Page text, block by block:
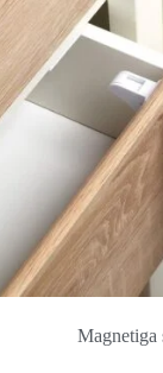
Magnetiga